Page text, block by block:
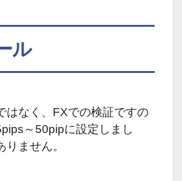
ル
はなく、FXでの検証ですの
～50pipに設定しまし
りません。